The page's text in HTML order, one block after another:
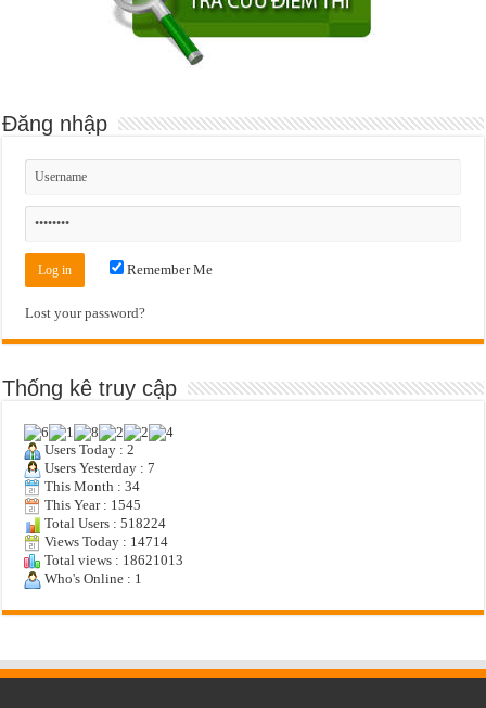
Đăng nhập
Remember Me
Lost your password?
Thống kê truy cập
Users Today : 2
Users Yesterday : 7
This Month : 34
This Year : 1545
Total Users : 518224
Views Today : 14714
Total views : 18621013
Who's Online : 1